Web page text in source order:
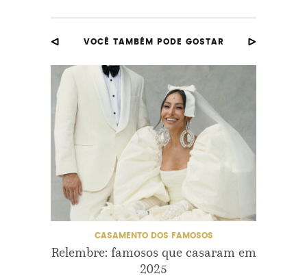
VOCÊ TAMBÉM PODE GOSTAR
CASAMENTO DOS FAMOSOS
Relembre: famosos que casaram em
2025